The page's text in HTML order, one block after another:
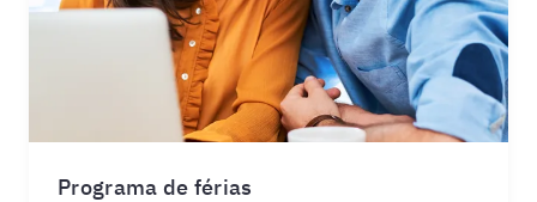
Programa de férias